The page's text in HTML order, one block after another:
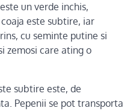
un verde inchis,
este subtire, iar
cu seminte putine si
zemosi care ating o
subtire este, de
Pepenii se pot transporta